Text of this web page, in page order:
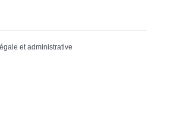
et administrative